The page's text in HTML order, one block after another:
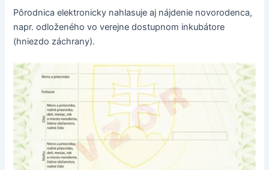
Pôrodnica elektronicky nahlasuje aj nájdenie novorodenca,
napr. odloženého vo verejne dostupnom inkubátore
(hniezdo záchrany).